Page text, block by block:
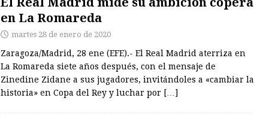
en La Romareda
martes 28 de enero de 2020
Zaragoza/Madrid, 28 ene (EFE).- El Real Madrid aterriza en
La Romareda siete años después, con el mensaje de
Zinedine Zidane a sus jugadores, invitándoles a «cambiar la
historia» en Copa del Rey y luchar por […]